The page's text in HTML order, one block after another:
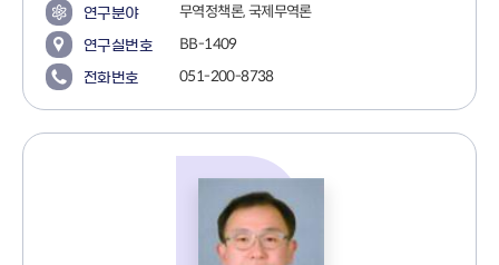
연구분야 무역정책론, 국제무역론
연구실번호 BB-1409
전화번호 051-200-8738